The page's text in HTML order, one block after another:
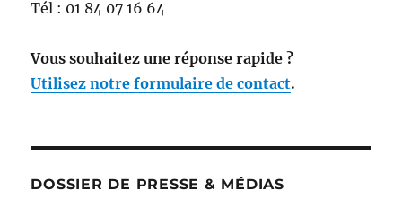
Tél : 01 84 07 16 64
Vous souhaitez une réponse rapide ?
Utilisez notre formulaire de contact.
DOSSIER DE PRESSE & MÉDIAS